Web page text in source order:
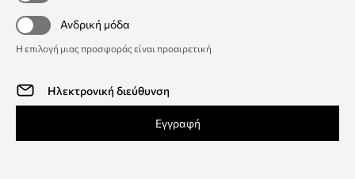
Ανδρική μόδα
Η επιλογή μιας προσφοράς είναι προαιρετική
Εγγραφή